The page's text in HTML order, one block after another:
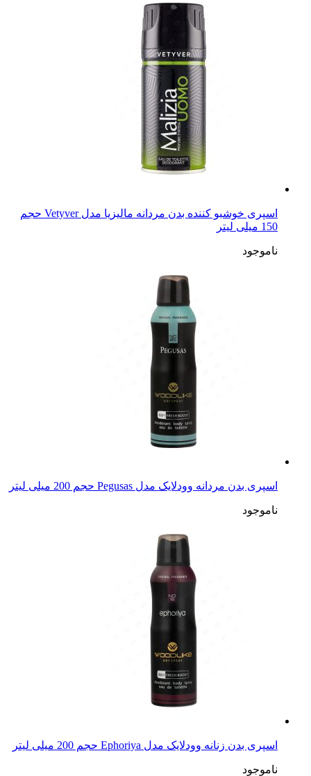
اسپری خوشبو کننده بدن مردانه مالیزیا مدل Vetyver حجم
150 میلی لیتر
ناموجود
اسپری بدن مردانه وودلایک مدل Pegusas حجم 200 میلی لیتر
ناموجود
اسپری بدن زنانه وودلایک مدل Ephoriya حجم 200 میلی لیتر
ناموجود